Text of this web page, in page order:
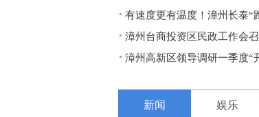
有速度更有温度！漳州长泰“
漳州台商投资区民政工作会
漳州高新区领导调研一季度“
新闻 娱乐